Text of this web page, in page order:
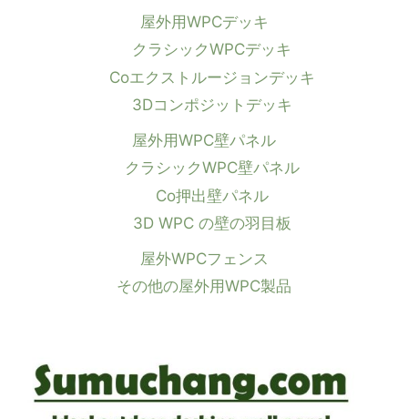
屋外用WPCデッキ
クラシックWPCデッキ
Coエクストルージョンデッキ
3Dコンポジットデッキ
屋外用WPC壁パネル
クラシックWPC壁パネル
Co押出壁パネル
3D WPC の壁の羽目板
屋外WPCフェンス
その他の屋外用WPC製品